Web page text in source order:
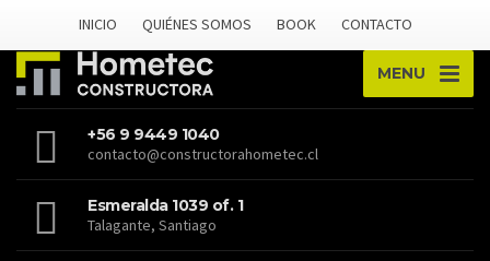
INICIO QUIÉNES SOMOS BOOK CONTACTO
MENU
+56 9 9449 1040
contacto@constructorahometec.cl
Esmeralda 1039 of. 1
Talagante, Santiago